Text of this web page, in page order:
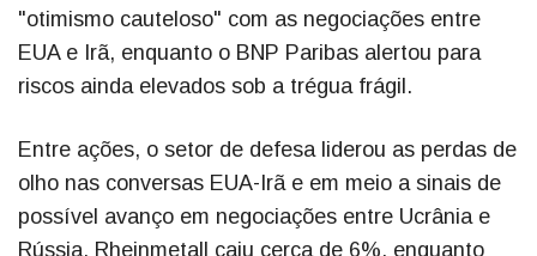
"otimismo cauteloso" com as negociações entre
EUA e Irã, enquanto o BNP Paribas alertou para
riscos ainda elevados sob a trégua frágil.
Entre ações, o setor de defesa liderou as perdas de
olho nas conversas EUA-Irã e em meio a sinais de
possível avanço em negociações entre Ucrânia e
Rússia. Rheinmetall caiu cerca de 6%, enquanto